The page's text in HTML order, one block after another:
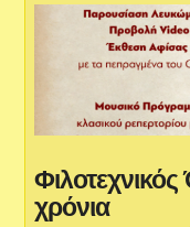
χρόνια